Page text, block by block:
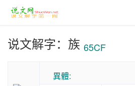
说文解字：族 65CF
異體: